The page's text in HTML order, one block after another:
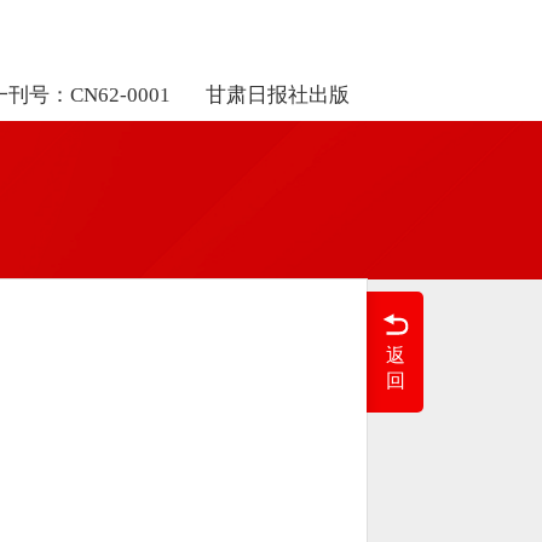
刊号：CN62-0001 甘肃日报社出版
返
回